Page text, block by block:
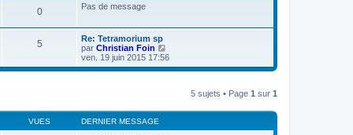
i
m
e
e
d
n
i
0 Pas de message
5
Re: Tetramorium sp
par Christian Foin
o
i
e
n
ven. 19 juin 2015 17:56
5 sujets • Page 1 sur 1
VUES DERNIER MESSAGE